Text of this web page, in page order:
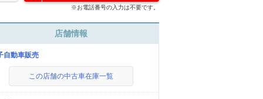
※お電話番号の入力は不要です。
店舗情報
自動車販売
この店舗の中古車在庫一覧